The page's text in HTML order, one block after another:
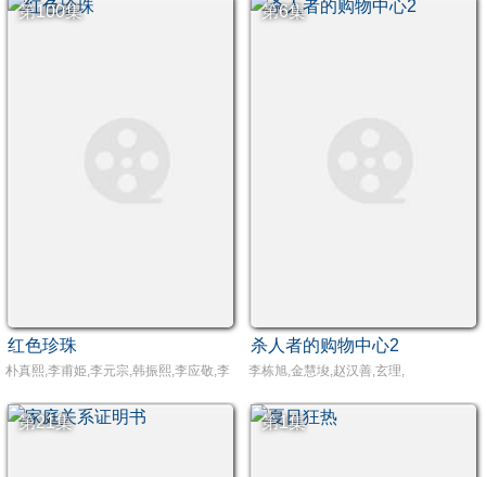
第100集
红色珍珠
朴真熙,李甫姫,李元宗,韩振熙,李应敬,李代延,金惠仙,金宣敬,이정용,채빈
第6集
杀人者的购物中心2
李栋旭,金慧埈,赵汉善,玄理,
第21集 第1集